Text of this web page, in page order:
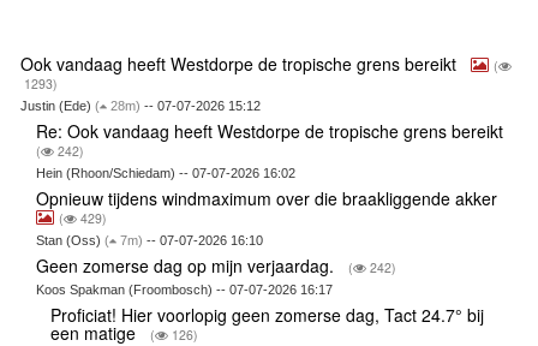
Ook vandaag heeft Westdorpe de tropische grens bereikt
(
1293)
Justin (Ede) ( 28m) -- 07-07-2026 15:12
Re: Ook vandaag heeft Westdorpe de tropische grens bereikt
( 242)
Hein (Rhoon/Schiedam) -- 07-07-2026 16:02
Opnieuw tijdens windmaximum over die braakliggende akker
( 429)
Stan (Oss) ( 7m) -- 07-07-2026 16:10
Geen zomerse dag op mijn verjaardag. ( 242)
Koos Spakman (Froombosch) -- 07-07-2026 16:17
Proficiat! Hier voorlopig geen zomerse dag, Tact 24.7° bij
een matige ( 126)